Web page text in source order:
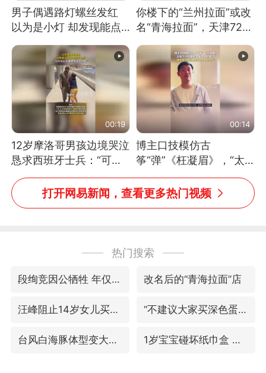
男子偶遇路灯螺丝发红
以为是小灯 却发现能点
燃香烟 当事人：已报警
处理
你楼下的“兰州拉面”或改
名“青海拉面”，天津72家
面馆已集体更换招牌
00:19
12岁摩洛哥男孩边境哭泣
恳求西班牙士兵：“可不
可以不要把我遣返回国”
00:14
博主口技模仿古
筝“弹”《枉凝眉》，“太
像了～你是吃古筝长大的
吗？”“或将成为首位考级
不带古筝的选手。”（来
打开网易新闻，查看更多热门视频
热门搜索
段绚竞因公牺牲 年仅44岁 改名后的“青海拉面”店
汪峰阻止14岁女儿买大牌 “不建议大家买深色蛋糕”
台风白海豚体型变大近似13个浙江面积 1岁宝宝碰坏纸巾盒 宝妈被索赔924元